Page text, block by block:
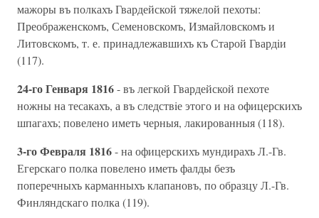
мажоры въ полкахъ Гвардейской тяжелой пехоты:
Преображенскомъ, Семеновскомъ, Измайловскомъ и
Литовскомъ, т. е. принадлежавшихъ къ Старой Гвардiи
(117).
24-го Генваря 1816- въ легкой Гвардейской пехоте
ножны на тесакахъ, а въ следствiе этого и на офицерскихъ
шпагахъ; повелено иметь черныя, лакированныя (118).
3-го Февраля 1816- на офицерскихъ мундирахъ Л.-Гв.
Егерскаго полка повелено иметь фалды безъ
поперечныхъ карманныхъ клапановъ, по образцу Л.-Гв.
Финляндскаго полка (119).